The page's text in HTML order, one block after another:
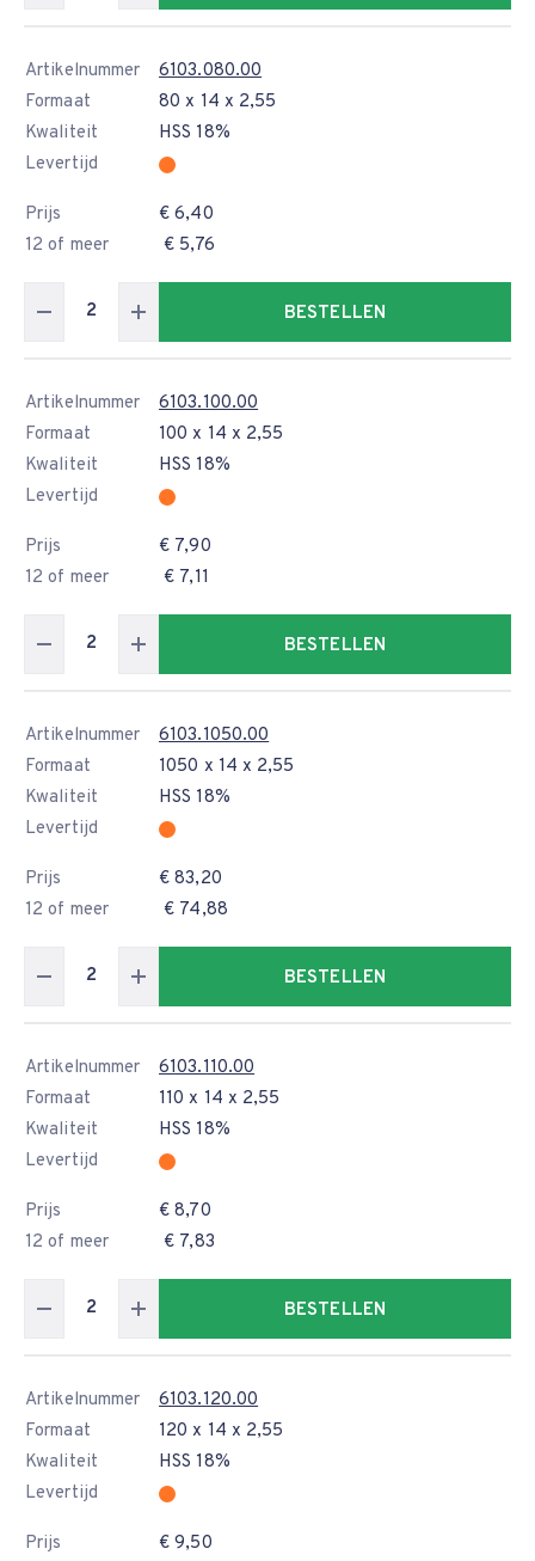
Artikelnummer
6103.080.00
Formaat
80 x 14 x 2,55
Kwaliteit
HSS 18%
Levertijd
Prijs
€ 6,40
12 of meer
€ 5,76
BESTELLEN
Artikelnummer
6103.100.00
Formaat
100 x 14 x 2,55
Kwaliteit
HSS 18%
Levertijd
Prijs
€ 7,90
12 of meer
€ 7,11
BESTELLEN
Artikelnummer
6103.1050.00
Formaat
1050 x 14 x 2,55
Kwaliteit
HSS 18%
Levertijd
Prijs
€ 83,20
12 of meer
€ 74,88
BESTELLEN
Artikelnummer
6103.110.00
Formaat
110 x 14 x 2,55
Kwaliteit
HSS 18%
Levertijd
Prijs
€ 8,70
12 of meer
€ 7,83
BESTELLEN
Artikelnummer
6103.120.00
Formaat
120 x 14 x 2,55
Kwaliteit
HSS 18%
Levertijd
Prijs € 9,50